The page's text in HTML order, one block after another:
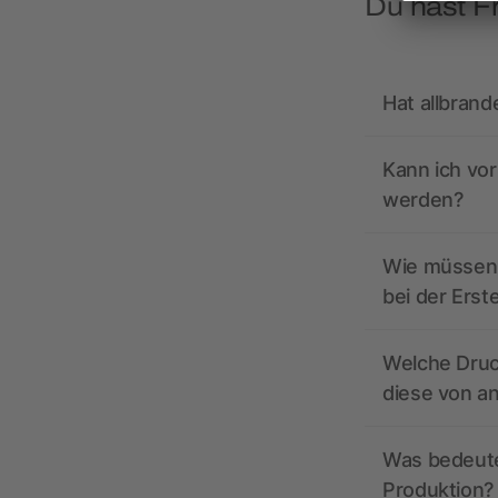
Du hast
Hat
Kann ich
werden?
Wie
bei der
Welche
diese von
Was
Produktion?